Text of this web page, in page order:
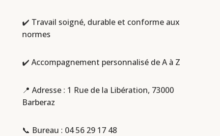
✔️ Travail soigné, durable et conforme aux
normes
✔️ Accompagnement personnalisé de A à Z
📍 Adresse : 1 Rue de la Libération, 73000
Barberaz
📞 Bureau : 04 56 29 17 48